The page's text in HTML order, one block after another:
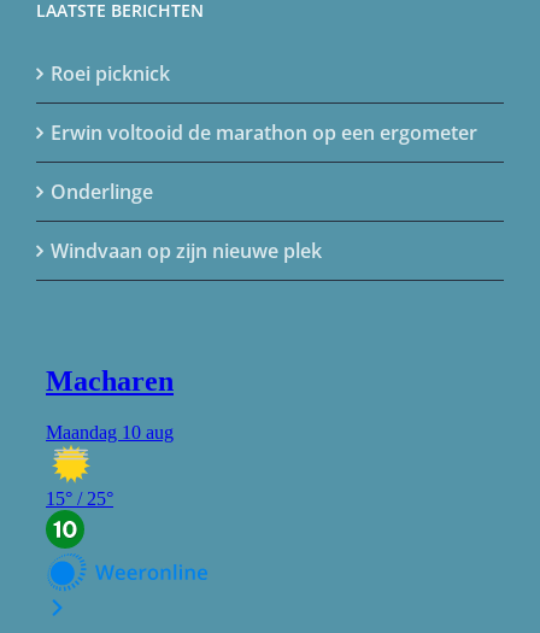
LAATSTE BERICHTEN
Roei picknick
Erwin voltooid de marathon op een ergometer
Onderlinge
Windvaan op zijn nieuwe plek